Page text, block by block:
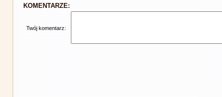
KOMENTARZE:
Twój komentarz: